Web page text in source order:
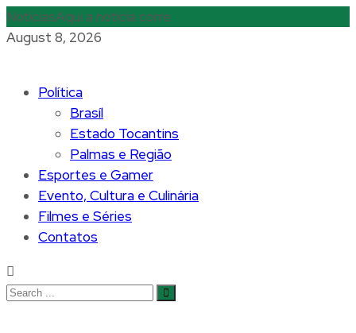
NotíciasAqui a notícia corre
August 8, 2026
Política
Brasíl
Estado Tocantins
Palmas e Região
Esportes e Gamer
Evento, Cultura e Culinária
Filmes e Séries
Contatos